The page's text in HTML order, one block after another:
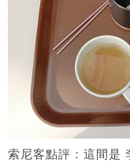
索尼客點評：這間是